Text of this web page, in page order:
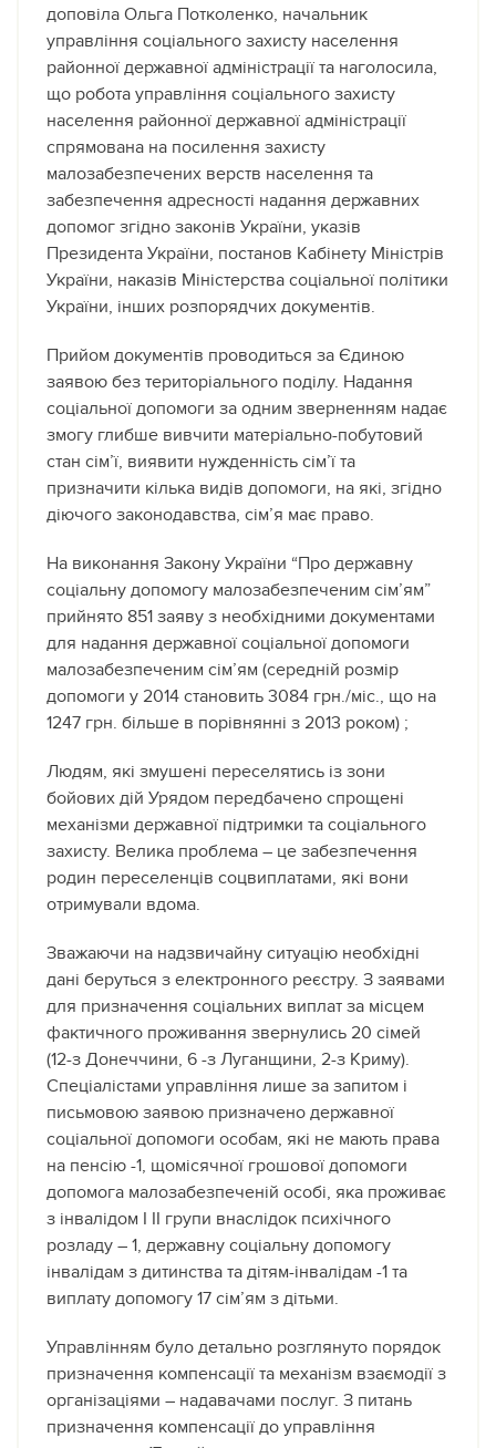
доповіла Ольга Потколенко, начальник
управління соціального захисту населення
районної державної адміністрації та наголосила,
що робота управління соціального захисту
населення районної державної адміністрації
спрямована на посилення захисту
малозабезпечених верств населення та
забезпечення адресності надання державних
допомог згідно законів України, указів
Президента України, постанов Кабінету Міністрів
України, наказів Міністерства соціальної політики
України, інших розпорядчих документів.
Прийом документів проводиться за Єдиною
заявою без територіального поділу. Надання
соціальної допомоги за одним зверненням надає
змогу глибше вивчити матеріально-побутовий
стан сім’ї, виявити нужденність сім’ї та
призначити кілька видів допомоги, на які, згідно
діючого законодавства, сім’я має право.
На виконання Закону України “Про державну
соціальну допомогу малозабезпеченим сім’ям”
прийнято 851 заяву з необхідними документами
для надання державної соціальної допомоги
малозабезпеченим сім’ям (середній розмір
допомоги у 2014 становить 3084 грн./міс., що на
1247 грн. більше в порівнянні з 2013 роком) ;
Людям, які змушені переселятись із зони
бойових дій Урядом передбачено спрощені
механізми державної підтримки та соціального
захисту. Велика проблема – це забезпечення
родин переселенців соцвиплатами, які вони
отримували вдома.
Зважаючи на надзвичайну ситуацію необхідні
дані беруться з електронного реєстру. З заявами
для призначення соціальних виплат за місцем
фактичного проживання звернулись 20 сімей
(12-з Донеччини, 6 -з Луганщини, 2-з Криму).
Спеціалістами управління лише за запитом і
письмовою заявою призначено державної
соціальної допомоги особам, які не мають права
на пенсію -1, щомісячної грошової допомоги
допомога малозабезпеченій особі, яка проживає
з інвалідом І ІІ групи внаслідок психічного
розладу – 1, державну соціальну допомогу
інвалідам з дитинства та дітям-інвалідам -1 та
виплату допомогу 17 сім’ям з дітьми.
Управлінням було детально розглянуто порядок
призначення компенсації та механізм взаємодії з
організаціями – надавачами послуг. З питань
призначення компенсації до управління